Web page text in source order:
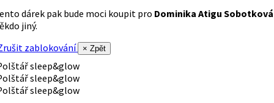
dárek pak bude moci koupit pro Dominika Atigu Sobotková
jiný.
zablokování
× Zpět